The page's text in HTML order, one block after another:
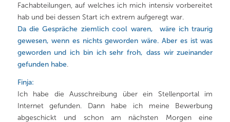
Fachabteilungen, auf welches ich mich intensiv vorbereitet
hab und bei dessen Start ich extrem aufgeregt war.
Da die Gespräche ziemlich cool waren, wäre ich traurig
gewesen, wenn es nichts geworden wäre. Aber es ist was
geworden und ich bin ich sehr froh, dass wir zueinander
gefunden habe.
Finja:
Ich habe die Ausschreibung über ein Stellenportal im
Internet gefunden. Dann habe ich meine Bewerbung
abgeschickt und schon am nächsten Morgen eine